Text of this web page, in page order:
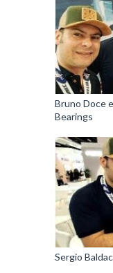
Bruno Doce
Bearings
Sergio